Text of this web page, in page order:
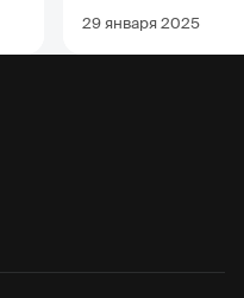
карьерных
29 января 2025